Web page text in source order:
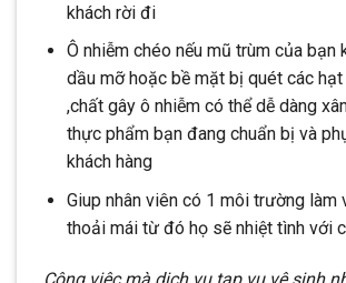
khách rời đi
Ô nhiễm chéo nếu mũ trùm của bạn
dầu mỡ hoặc bề mặt bị quét các
,chất gây ô nhiễm có thể dễ dàng
thực phẩm bạn đang chuẩn bị và
khách hàng
Giup nhân viên có 1 môi trường làm
thoải mái từ đó họ sẽ nhiệt tình với
Công việc mà dịch vụ tạp vụ vệ sinh